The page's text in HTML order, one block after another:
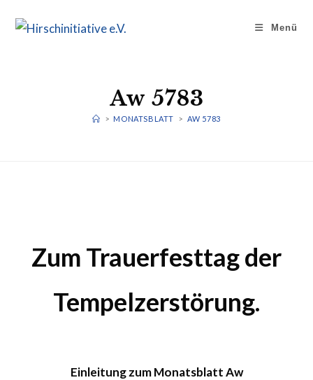
Inhalt
Menü
Aw 5783
> MONATSBLATT > AW 5783
Zum Trauerfesttag der
Tempelzerstörung.
Einleitung zum Monatsblatt Aw